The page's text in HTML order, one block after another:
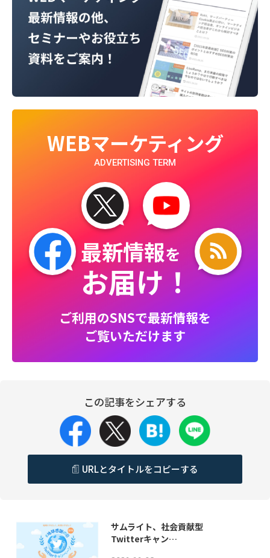
WEBマーケティング
ADVERTISING TERM
最新情報を
お届け！
ご利用のSNSで最新情報を
ご覧いただけます
この記事をシェアする
URLとタイトルをコピーする
サムライト、社会貢献型
Twitterキャン…